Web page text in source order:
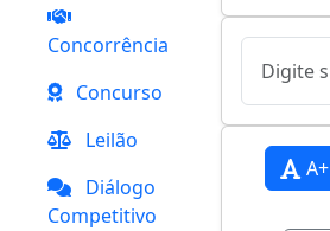
Concorrência
Concurso
Leilão
Diálogo
Competitivo
A+